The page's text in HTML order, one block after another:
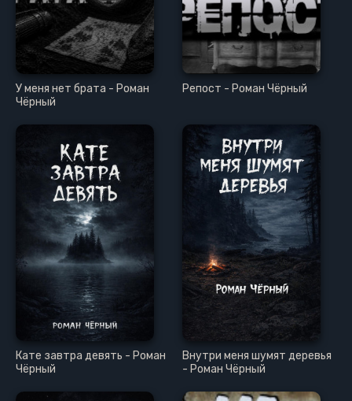
У меня нет брата - Роман
Чёрный
Репост - Роман Чёрный
Кате завтра девять - Роман
Чёрный
Внутри меня шумят деревья
- Роман Чёрный